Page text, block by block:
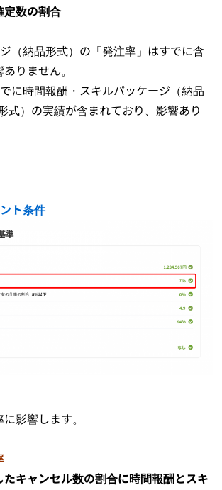
定数の割合
（納品形式）の「発注率」はすでに含
りません。
に時間報酬・スキルパッケージ（納品
式）の実績が含まれており、影響あり
ト条件
影響します。
キャンセル数の割合に時間報酬とスキ